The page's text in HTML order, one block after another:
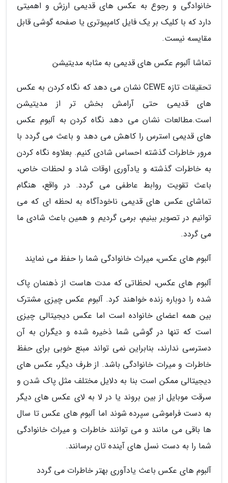
خانوادگی و رجوع به عکس های قدیمی ارزش و اهمیتی
دارد که با کلیک بر یک فایل کامپیوتری یا صفحه گوشی قابل
مقایسه نیست.
تماشا آلبوم عکس های قدیمی به مثابه مدیتیشن
تحقیقات تازه CEWE نشان می دهد که نگاه کردن به عکس
های قدیمی حتی آرامش بخش تر از مدیتیشن
است.مطالعات نشان می دهد نگاه کردن به آلبوم عکس
های قدیمی استرس را کاهش می دهد و باعث می گردد با
مرور خاطرات گذشته احساس شادی کنیم. بعلاوه نگاه کردن
به خاطرات گذشته و یادآوری اوقات شاد و لحظات خاص،
باعث تقویت روابط عاطفی می گردد. در واقع، هنگام
تماشای عکس های قدیمی ناخودآگاه به لحظه ای که می
توانیم در تصویر ببنیم، برمی گردیم و همین باعث شادی ما
می گردد.
آلبوم های عکس، میراث خانوادگی شما را حفظ می نمایند
آلبوم های عکس، لحظاتی که مدت هاست از ذهنمان پاک
شده را دوباره زنده خواهند کرد. آلبوم عکس چیزی مشترک
بین همه اعضای خانواده است اما عکس دیجیتالی چیزی
است که تنها در گوشی شما ذخیره شده و دیگران به آن
دسترسی ندارند، بنابراین نمی تواند مبنع خوبی برای حفظ
خاطرات و میرات خانوادگی باشد. از طرف دیگر، عکس های
دیجیتالی ممکن است بنا به دلایل مختلف مثل پاک شدن و
سرقت موبایل از بین بروند یا در لا به لای عکس های دیگر
به دست فراموشی سپرده شوند اما آلبوم های عکس تا سال
ها باقی می مانند و می توانند خاطرات و میراث خانوادگی
شما را به دست نسل های آینده تان برسانند.
آلبوم های عکس باعث یادآوری بهتر خاطرات می گردد